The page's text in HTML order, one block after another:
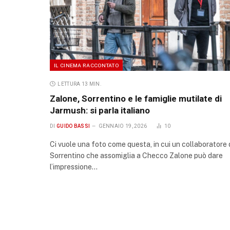
IL CINEMA RACCONTATO
LETTURA 13 MIN.
Zalone, Sorrentino e le famiglie mutilate di
Jarmush: si parla italiano
DI GUIDO BASSI GENNAIO 19, 2026 10
Ci vuole una foto come questa, in cui un collaboratore
Sorrentino che assomiglia a Checco Zalone può dare
l’impressione…